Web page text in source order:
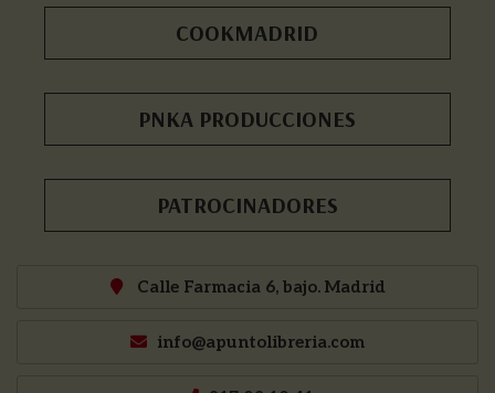
COOKMADRID
PNKA PRODUCCIONES
PATROCINADORES
Calle Farmacia 6, bajo. Madrid
info@apuntolibreria.com